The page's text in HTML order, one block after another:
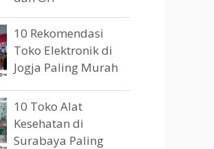
10 Rekomendasi
Toko Elektronik di
Jogja Paling Murah
10 Toko Alat
Kesehatan di
Surabaya Paling